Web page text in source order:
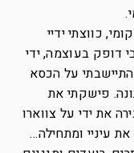
כווצתי ידיי
דופק בעוצמה, ידי
על הכסא
פישקתי את
את ידי על צווארו
עיניי ומתחילה…